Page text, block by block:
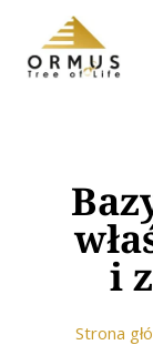
i
Strona